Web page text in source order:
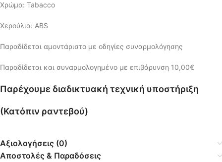
Χρώμα: Tabacco
Χερούλια: ABS
Παραδίδεται αμοντάριστο με οδηγίες συναρμολόγησης
Παραδίδεται και συναρμολογημένο με επιβάρυνση 10,00€
Παρέχουμε διαδικτυακή τεχνική υποστήριξη
(Κατόπιν ραντεβού)
Αξιολογήσεις (0)
Αποστολές & Παραδόσεις